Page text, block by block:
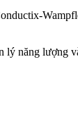
năng lượng